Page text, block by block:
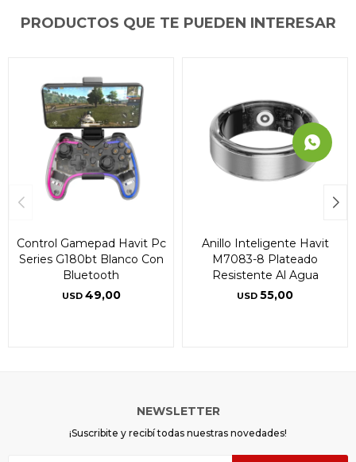
PRODUCTOS QUE TE PUEDEN INTERESAR
Control Gamepad Havit Pc
Series G180bt Blanco Con
Bluetooth
USD 49,00
Anillo Inteligente Havit
M7083-8 Plateado
Resistente Al Agua
USD 55,00
NEWSLETTER
¡Suscribite y recibí todas nuestras novedades!